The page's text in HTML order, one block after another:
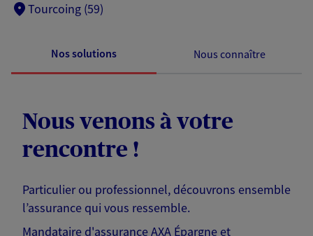
Tourcoing (59)
Nos solutions Nous connaître
Nous venons à votre
rencontre !
Particulier ou professionnel, découvrons ensemble
l’assurance qui vous ressemble.
Mandataire d'assurance AXA Épargne et